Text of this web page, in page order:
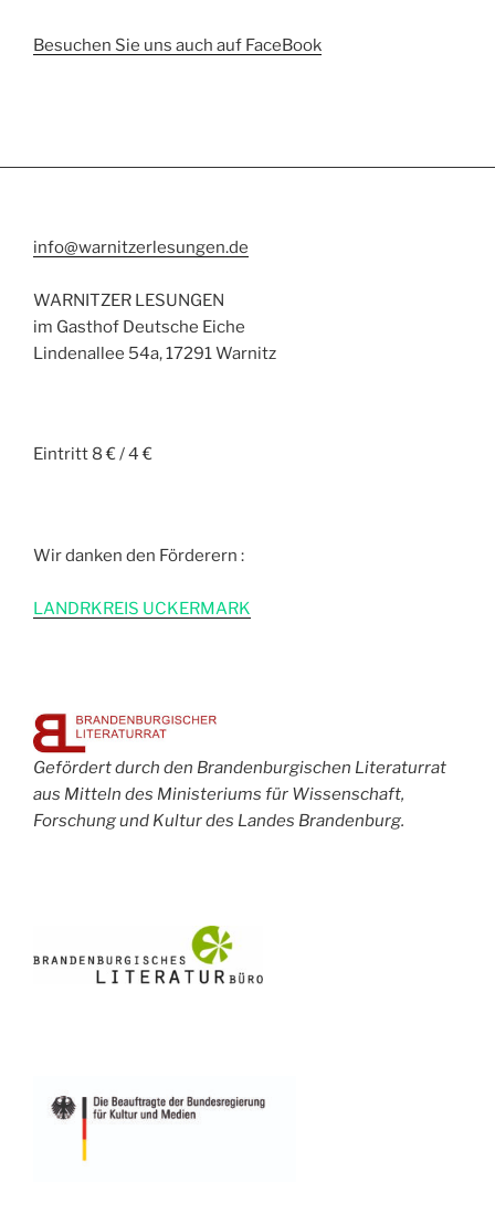
Besuchen Sie uns auch auf FaceBook
info@warnitzerlesungen.de
WARNITZER LESUNGEN
im Gasthof Deutsche Eiche
Lindenallee 54a, 17291 Warnitz
Eintritt 8 € / 4 €
Wir danken den Förderern :
LANDRKREIS UCKERMARK
Gefördert durch den Brandenburgischen Literaturrat
aus Mitteln des Ministeriums für Wissenschaft,
Forschung und Kultur des Landes Brandenburg.